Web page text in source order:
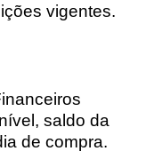
vigentes.
saldo da
de compra.